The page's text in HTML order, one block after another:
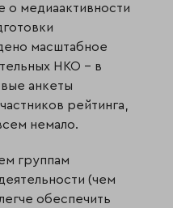
о медиаактивности
масштабное
НКО – в
анкеты
рейтинга,
немало.
группам
(чем
обеспечить